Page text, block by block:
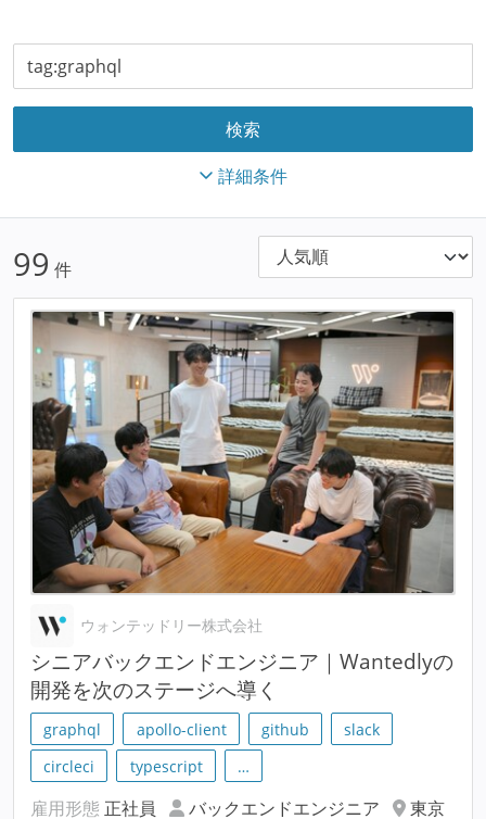
詳細条件
99 件
ウォンテッドリー株式会社
シニアバックエンドエンジニア｜Wantedlyの
開発を次のステージへ導く
graphql apollo-client github
slack
circleci
typescript …
雇用形態 正社員 バックエンドエンジニア
東京